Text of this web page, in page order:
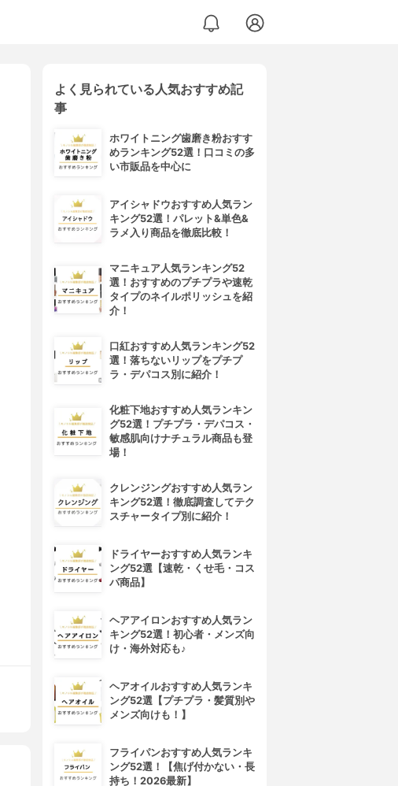
よく見られている人気おすすめ記
事
ホワイトニング歯磨き粉おすす
めランキング52選！口コミの多
い市販品を中心に
アイシャドウおすすめ人気ラン
キング52選！パレット&単色&
ラメ入り商品を徹底比較！
マニキュア人気ランキング52
選！おすすめのプチプラや速乾
タイプのネイルポリッシュを紹
介！
口紅おすすめ人気ランキング52
選！落ちないリップをプチプ
ラ・デパコス別に紹介！
化粧下地おすすめ人気ランキン
グ52選！プチプラ・デパコス・
敏感肌向けナチュラル商品も登
場！
クレンジングおすすめ人気ラン
キング52選！徹底調査してテク
スチャータイプ別に紹介！
ドライヤーおすすめ人気ランキ
ング52選【速乾・くせ毛・コス
パ商品】
ヘアアイロンおすすめ人気ラン
キング52選！初心者・メンズ向
け・海外対応も♪
ヘアオイルおすすめ人気ランキ
ング52選【プチプラ・髪質別や
メンズ向けも！】
フライパンおすすめ人気ランキ
ング52選！【焦げ付かない・長
持ち！2026最新】